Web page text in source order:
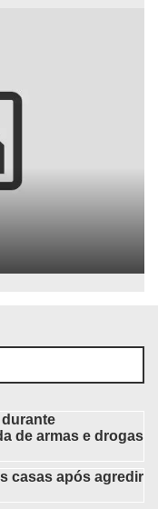
de armas e drogas
casas após agredir